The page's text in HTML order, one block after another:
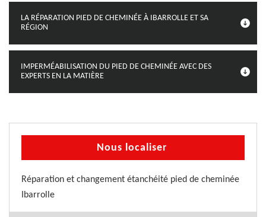
LA RÉPARATION PIED DE CHEMINÉE À IBARROLLE ET SA
RÉGION
IMPERMÉABILISATION DU PIED DE CHEMINÉE AVEC DES
EXPERTS EN LA MATIÈRE
Nous localiser
Réparation et changement étanchéité pied de cheminée
Ibarrolle